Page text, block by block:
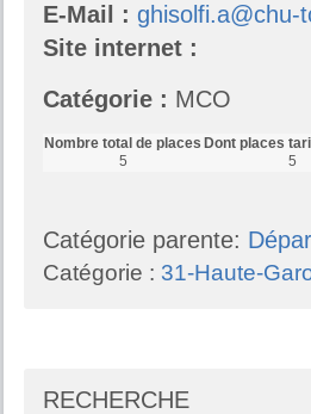
E-Mail : ghisolfi.a@chu-
Site internet :
Catégorie : MCO
Nombre total de places
5
Dont places
5
Catégorie parente:
Catégorie : 31-Haute-
RECHERCHE